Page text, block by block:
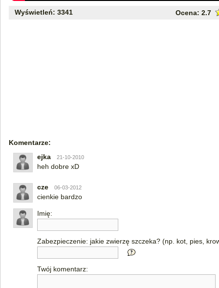
Wyświetleń: 3341 Ocena: 2.7
Komentarze:
ejka
21-10-2010
heh dobre xD
cze 06-03-2012
cienkie bardzo
Imię:
Zabezpieczenie: jakie zwierzę szczeka? (np. kot, pies,
Twój komentarz: